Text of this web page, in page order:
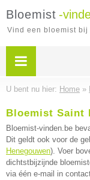
Bloemist -
Vind een bloemist
U bent nu hier: Home »
Bloemist Saint
Bloemist-vinden.be
Dit geldt ook voor de
Henegouwen). Voer
dichtstbijzijnde
via één e-mail in